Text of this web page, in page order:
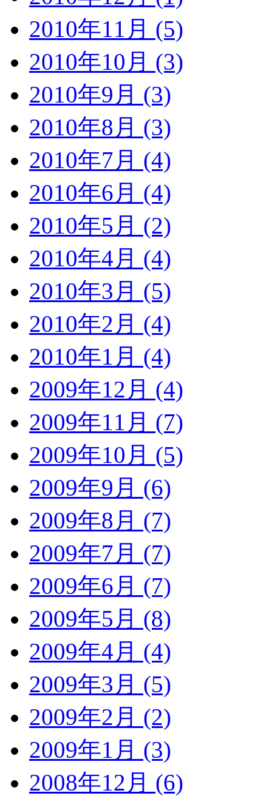
2010年11月 (5)
2010年10月 (3)
2010年9月 (3)
2010年8月 (3)
2010年7月 (4)
2010年6月 (4)
2010年5月 (2)
2010年4月 (4)
2010年3月 (5)
2010年2月 (4)
2010年1月 (4)
2009年12月 (4)
2009年11月 (7)
2009年10月 (5)
2009年9月 (6)
2009年8月 (7)
2009年7月 (7)
2009年6月 (7)
2009年5月 (8)
2009年4月 (4)
2009年3月 (5)
2009年2月 (2)
2009年1月 (3)
2008年12月 (6)